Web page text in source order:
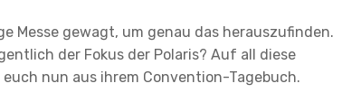
Messe gewagt, um genau das herauszufinden.
der Fokus der Polaris? Auf all diese
nun aus ihrem Convention-Tagebuch.